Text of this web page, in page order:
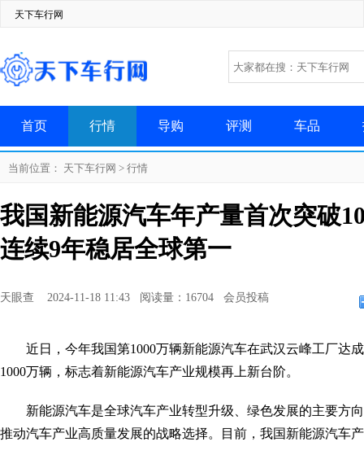
天下车行网
首页 行情 导购 评测 车品
当前位置： 天下车行网 > 行情
我国新能源汽车年产量首次突破
连续9年稳居全球第一
天眼查 2024-11-18 11:43 阅读量：16704 会员投稿
近日，今年我国第1000万辆新能源汽车在武汉云峰工厂达
1000万辆，标志着新能源汽车产业规模再上新台阶。
新能源汽车是全球汽车产业转型升级、绿色发展的主要方
推动汽车产业高质量发展的战略选择。目前，我国新能源汽车